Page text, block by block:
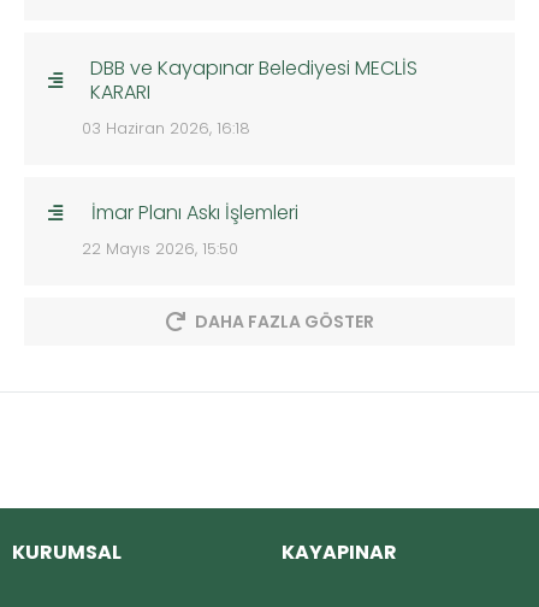
DBB ve Kayapınar Belediyesi MECLİS
KARARI
03 Haziran 2026, 16:18
İmar Planı Askı İşlemleri
22 Mayıs 2026, 15:50
DAHA FAZLA GÖSTER
KURUMSAL KAYAPINAR